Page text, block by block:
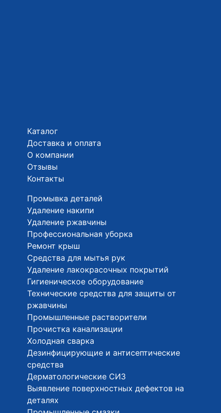
Каталог
Доставка и оплата
О компании
Отзывы
Контакты
Промывка деталей
Удаление накипи
Удаление ржавчины
Профессиональная уборка
Ремонт крыш
Средства для мытья рук
Удаление лакокрасочных покрытий
Гигиеническое оборудование
Технические средства для защиты от
ржавчины
Промышленные растворители
Прочистка канализации
Холодная сварка
Дезинфицирующие и антисептические
средства
Дерматологические СИЗ
Выявление поверхностных дефектов на
деталях